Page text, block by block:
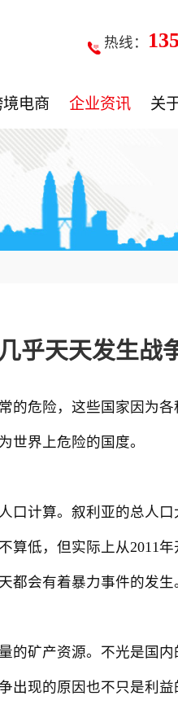
热线：
境电商 企业资讯 关
乎天天发生战
危险，这些国家因为各
世界上危险的国度。
计算。叙利亚的总人口
低，但实际上从2011
都会有着暴力事件的发生
矿产资源。不光是国内
出现的原因也不只是利